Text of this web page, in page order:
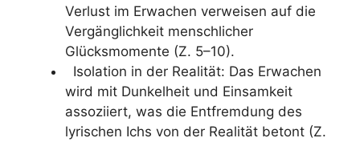
Verlust im Erwachen verweisen auf die
Vergänglichkeit menschlicher
Glücksmomente (Z. 5–10).
Isolation in der Realität: Das Erwachen
wird mit Dunkelheit und Einsamkeit
assoziiert, was die Entfremdung des
lyrischen Ichs von der Realität betont (Z.